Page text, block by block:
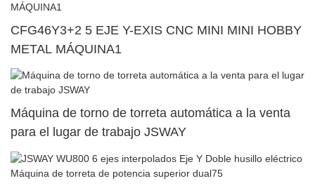
CFG46Y3+2 5 EJE Y-EXIS CNC MINI MINI HOBBY
METAL MÁQUINA1
Máquina de torno de torreta automática a la venta
para el lugar de trabajo JSWAY